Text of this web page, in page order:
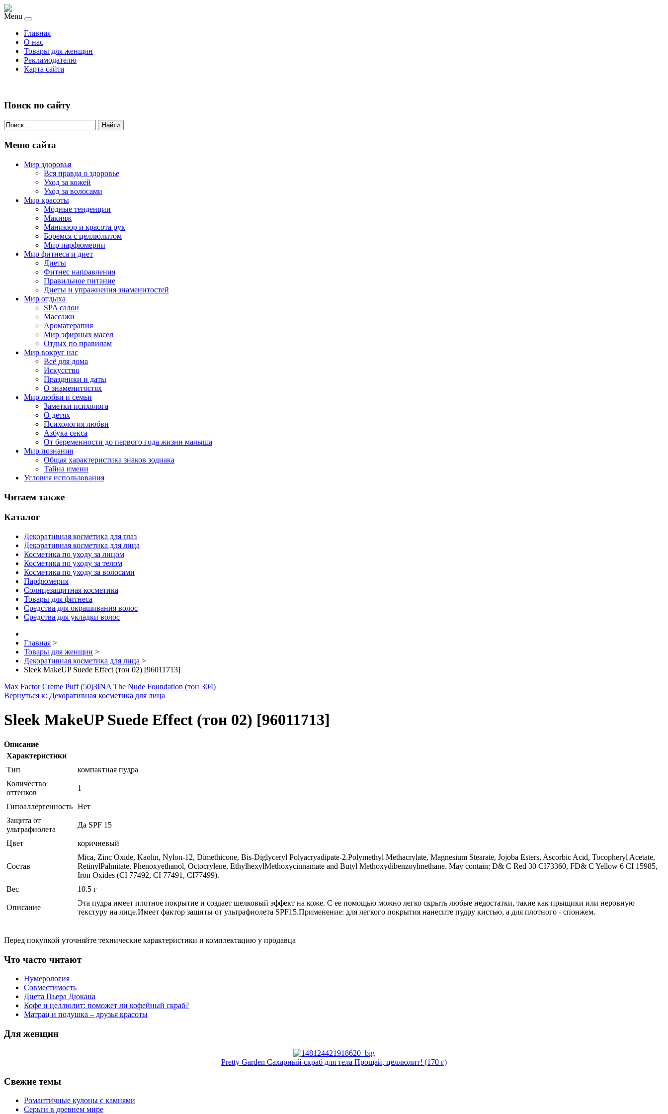
Menu
Главная
О нас
Товары для женщин
Рекламодателю
Карта сайта
Поиск по сайту
Найти
Меню сайта
Мир здоровья
Вся правда о здоровье
Уход за кожей
Уход за волосами
Мир красоты
Модные тенденции
Макияж
Маникюр и красота рук
Боремся с целлюлитом
Мир парфюмерии
Мир фитнеса и диет
Диеты
Фитнес направления
Правильное питание
Диеты и упражнения знаменитостей
Мир отдыха
SPA салон
Массажи
Ароматерапия
Мир эфирных масел
Отдых по правилам
Мир вокруг нас
Всё для дома
Искусство
Праздники и даты
О знаменитостях
Мир любви и семьи
Заметки психолога
О детях
Психология любви
Азбука секса
От беременности до первого года жизни малыша
Мир познания
Общая характеристика знаков зодиака
Тайна имени
Условия использования
Читаем также
Каталог
Декоративная косметика для глаз
Декоративная косметика для лица
Косметика по уходу за лицом
Косметика по уходу за телом
Косметика по уходу за волосами
Парфюмерия
Солнцезащитная косметика
Товары для фитнеса
Средства для окрашивания волос
Средства для укладки волос
Главная >
Товары для женщин >
Декоративная косметика для лица >
Sleek MakeUP Suede Effect (тон 02) [96011713]
Max Factor Creme Puff (50)3INA The Nude Foundation (тон 304)
Вернуться к: Декоративная косметика для лица
Sleek MakeUP Suede Effect (тон 02) [96011713]
Описание
Характеристики
Тип
компактная пудра
Количество
оттенков
1
Гипоаллергенность Нет
Защита от
ультрафиолета
Да SPF 15
Цвет коричневый
Состав
Mica, Zinc Oxide, Kaolin, Nylon-12, Dimethicone, Bis-Diglyceryl Polyacryadipate-2.Polymethyl Methacrylate, Magnesium Stearate, Jojoba Esters, Ascorbic Acid, Tocopheryl Acetate,
RetinylPalmitate, Phenoxyethanol, Octocrylene, EthylhexylMethoxycinnamate and Butyl Methoxydibenzoylmethane. May contain: D& C Red 30 CI73360, FD& C Yellow 6 CI 15985,
Iron Oxides (CI 77492, CI 77491, CI77499).
Вес
10.5 г
Описание
Эта пудра имеет плотное покрытие и создает шелковый эффект на коже. С ее помощью можно легко скрыть любые недостатки, такие как прыщики или неровную
текстуру на лице.Имеет фактор защиты от ультрафиолета SPF15.Применение: для легкого покрытия нанесите пудру кистью, а для плотного - спонжем.
Перед покупкой уточняйте технические характеристики и комплектацию у продавца
Что часто читают
Нумерология
Совместимость
Диета Пьера Дюкана
Кофе и целлюлит: поможет ли кофейный скраб?
Матрац и подушка – друзья красоты
Для женщин
Pretty Garden Сахарный скраб для тела Прощай, целлюлит! (170 г)
Свежие темы
Романтичные кулоны с камнями
Серьги в древнем мире